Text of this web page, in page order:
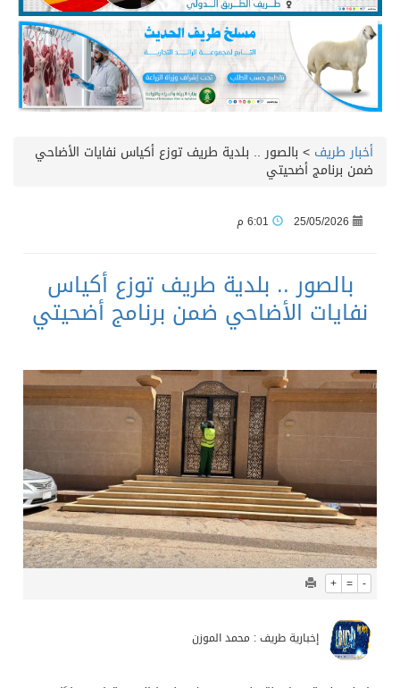
أخبار طريف > بالصور .. بلدية طريف توزع أكياس نفايات الأضاحي
ضمن برنامج أضحيتي
25/05/2026
بالصور .. بلدية طريف توزع أكياس
نفايات الأضاحي ضمن برنامج أضحيتي
+ = -
إخبارية طريف : محمد الموزن